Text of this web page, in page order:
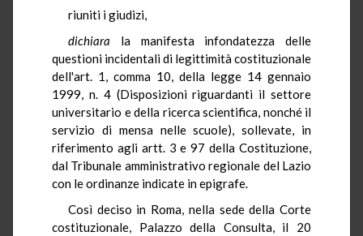
riuniti i giudizi,
dichiara la manifesta infondatezza delle
questioni incidentali di legittimità costituzionale
dell'art. 1, comma 10, della legge 14 gennaio
1999, n. 4 (Disposizioni riguardanti il settore
universitario e della ricerca scientifica, nonché il
servizio di mensa nelle scuole), sollevate, in
riferimento agli artt. 3 e 97 della Costituzione,
dal Tribunale amministrativo regionale del Lazio
con le ordinanze indicate in epigrafe.
Così deciso in Roma, nella sede della Corte
costituzionale, Palazzo della Consulta, il 20